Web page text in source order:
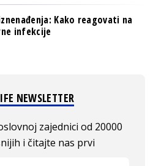
Kako reagovati na
infekcije
NEWSLETTER
zajednici od 20000
i čitajte nas prvi